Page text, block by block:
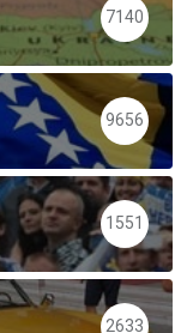
7140
9656
1551
2633